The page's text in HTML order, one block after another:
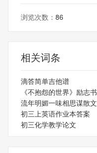
浏览次数： 86
相关词条
滴答简单吉他谱
《不抱怨的世界》励志
流年明媚一味相思谋散文
初三上英语作业本答案
初三化学教学论文